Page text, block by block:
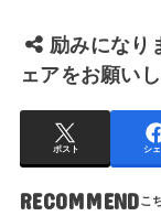
励みになり
ェアをお願い
ポスト シ
RECOMMEND